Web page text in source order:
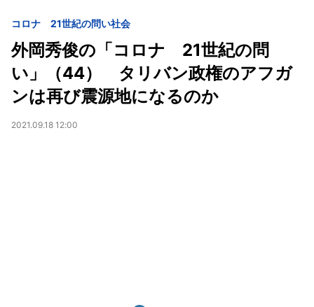
コロナ 21世紀の問い社会
外岡秀俊の「コロナ 21世紀の問
い」（44） タリバン政権のアフガ
ンは再び震源地になるのか
2021.09.18 12:00